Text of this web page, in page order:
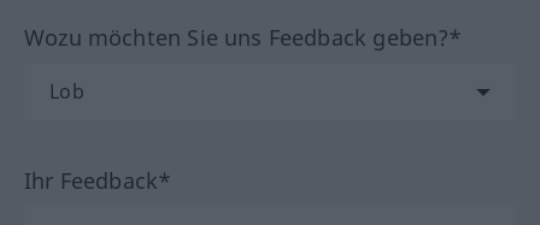
Wozu möchten Sie uns Feedback geben?*
Ihr Feedback*